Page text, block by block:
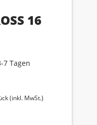
16
Tagen
(inkl. MwSt.)